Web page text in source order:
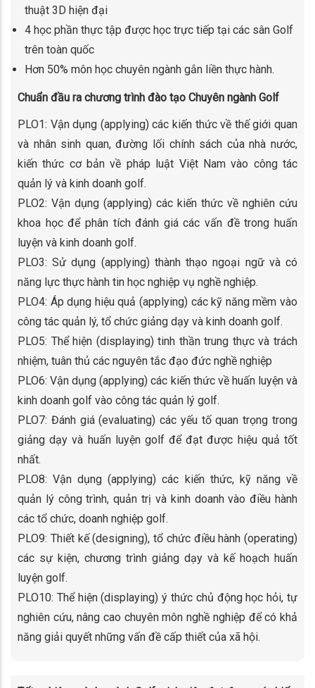
thuật 3D hiện đại
4 học phần thực tập được học trực tiếp tại các sân Golf
trên toàn quốc
Hơn 50% môn học chuyên ngành gắn liền thực hành.
Chuẩn đầu ra chương trình đào tạo Chuyên ngành Golf
PLO1: Vận dụng (applying) các kiến thức về thế giới quan
và nhân sinh quan, đường lối chính sách của nhà nước,
kiến thức cơ bản về pháp luật Việt Nam vào công tác
quản lý và kinh doanh golf.
PLO2: Vận dụng (applying) các kiến thức về nghiên cứu
khoa học để phân tích đánh giá các vấn đề trong huấn
luyện và kinh doanh golf.
PLO3: Sử dụng (applying) thành thạo ngoại ngữ và có
năng lực thực hành tin học nghiệp vụ nghề nghiệp.
PLO4: Áp dụng hiệu quả (applying) các kỹ năng mềm vào
công tác quản lý, tổ chức giảng dạy và kinh doanh golf.
PLO5: Thể hiện (displaying) tinh thần trung thực và trách
nhiệm, tuân thủ các nguyên tắc đạo đức nghề nghiệp
PLO6: Vận dụng (applying) các kiến thức về huấn luyện và
kinh doanh golf vào công tác quản lý golf.
PLO7: Đánh giá (evaluating) các yếu tố quan trọng trong
giảng dạy và huấn luyện golf để đạt được hiệu quả tốt
nhất.
PLO8: Vận dụng (applying) các kiến thức, kỹ năng về
quản lý công trình, quản trị và kinh doanh vào điều hành
các tổ chức, doanh nghiệp golf.
PLO9: Thiết kế (designing), tổ chức điều hành (operating)
các sự kiện, chương trình giảng dạy và kế hoạch huấn
luyện golf.
PLO10: Thể hiện (displaying) ý thức chủ động học hỏi, tự
nghiên cứu, nâng cao chuyên môn nghề nghiệp để có khả
năng giải quyết những vấn đề cấp thiết của xã hội.